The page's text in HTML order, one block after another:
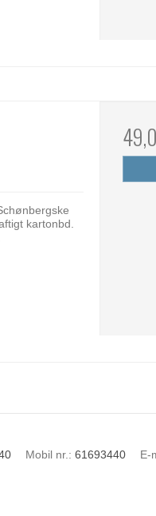
kartonbd.
Mobil nr. : 61693440 E-